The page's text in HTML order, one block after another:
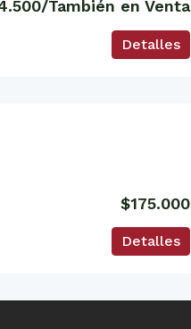
También en Venta
Detalles
$175.000
Detalles